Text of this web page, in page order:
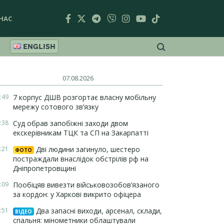
ENGLISH
07.08.2026
7 корпус ДШВ розгортає власну мобільну
мережу сотового зв’язку
Суд обрав запобіжні заходи двом
екскерівникам ТЦК та СП на Закарпатті
ФОТО
Дві людини загинуло, шестеро
постраждали внаслідок обстрілів рф на
Дніпропетровщині
Пообіцяв вивезти військовозобов’язаного
за кордон: у Харкові викрито офіцера
ВІДЕО
Два запасні виходи, арсенал, склади,
спальня: мінометники облаштували